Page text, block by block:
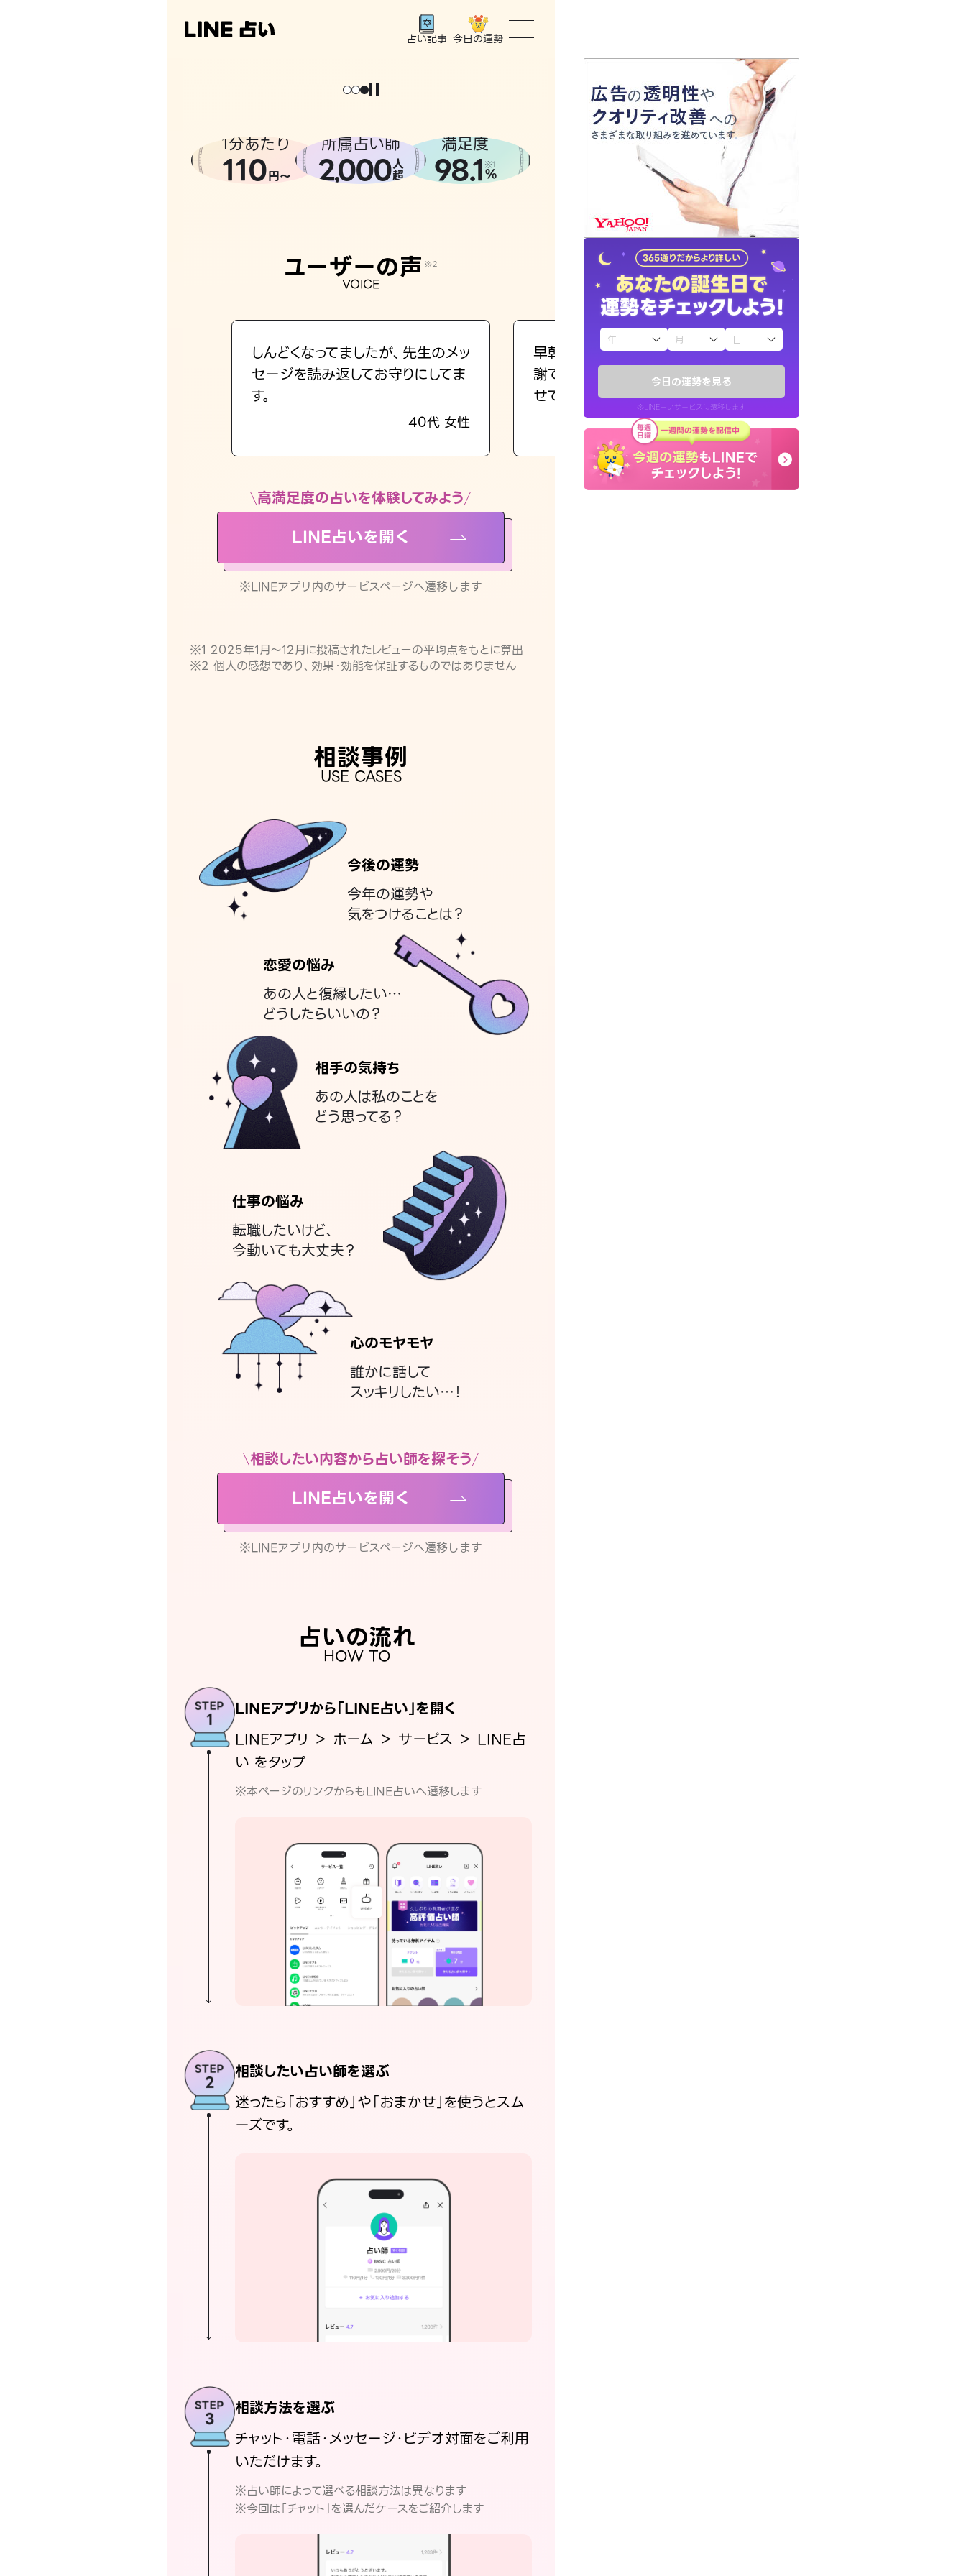
今日の運勢を見る
※LINE占いサービスに遷移します
占い記事 今日の運勢
トップ
ユーザーの声
占いの流れ
おすすめの占い師
よくある質問
えもじの子（占）12星座占い
お知らせ
1分あたり
110円〜
所属占い師
2,000人
超
満足度
98.1 ※1
%
ユーザーの声 ※2
VOICE
しんどくなってましたが、先生のメッ
セージを読み返してお守りにしてま
す。
40代 女性
早朝にも関わらず鑑定いただき感
謝です。私のままでいいんだと思わ
せてくれます。
40代 女性
高満足度の占いを体験してみよう
LINE占いを開く
※LINEアプリ内のサービスページへ遷移します
※1 2025年1月〜12月に投稿されたレビューの平均点をもとに算出
※2 個人の感想であり、効果・効能を保証するものではありません
相談事例
USE CASES
今後の運勢
今年の運勢や
気をつけることは？
恋愛の悩み
あの人と復縁したい…
どうしたらいいの？
相手の気持ち
あの人は私のことを
どう思ってる？
仕事の悩み
転職したいけど、
今動いても大丈夫？
心のモヤモヤ
誰かに話して
スッキリしたい…！
相談したい内容から占い師を探そう
LINE占いを開く
※LINEアプリ内のサービスページへ遷移します
占いの流れ
HOW TO
LINEアプリから「LINE占い」を開く
LINEアプリ ＞ ホーム ＞ サービス ＞ LINE占
い をタップ
※本ページのリンクからもLINE占いへ遷移します
相談したい占い師を選ぶ
迷ったら「おすすめ」や「おまかせ」を使うとスム
ーズです。
相談方法を選ぶ
チャット・電話・メッセージ・ビデオ対面をご利用
いただけます。
※占い師によって選べる相談方法は異なります
※今回は「チャット」を選んだケースをご紹介します